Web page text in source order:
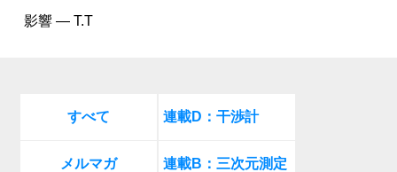
影響 — T.T
すべて
メルマガ
連載D：干渉計
連載B：三次元測定